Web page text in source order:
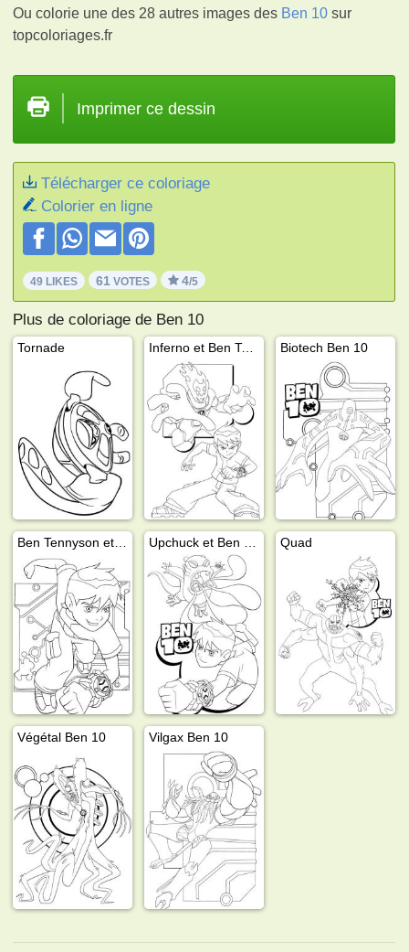
Ou colorie une des 28 autres images des Ben 10 sur
topcoloriages.fr
Imprimer ce dessin
Télécharger ce coloriage
Colorier en ligne
49 LIKES 61 VOTES 4/5
Plus de coloriage de Ben 10
Tornade Inferno et Ben Tennyson Biotech Ben 10
Quad
Végétal Ben 10 Vilgax Ben 10